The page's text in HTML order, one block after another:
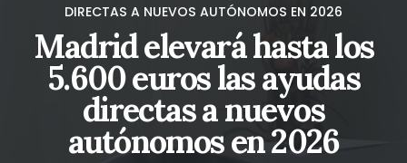
DIRECTAS A NUEVOS AUTÓNOMOS EN 2026
Madrid elevará hasta los
5.600 euros las ayudas
directas a nuevos
autónomos en 2026